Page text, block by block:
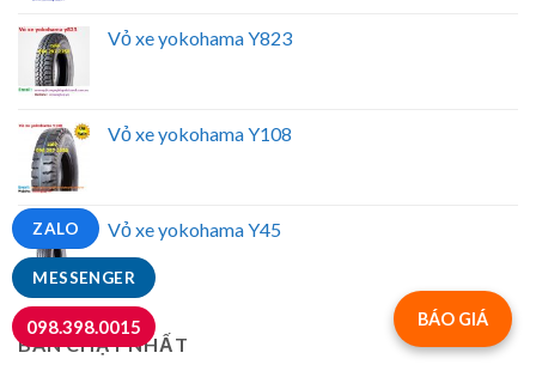
MESSENGER
ZALO
098.398.0015
Vỏ xe yokohama Y823
Vỏ xe yokohama Y108
Vỏ xe yokohama Y45
BÁN CHẠY NHẤT
BÁO GIÁ